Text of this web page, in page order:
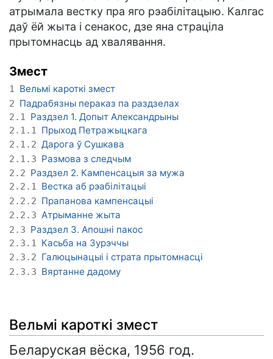
атрымала вестку пра яго рэабілітацыю. Калгас
даў ёй жыта і сенакос, дзе яна страціла
прытомнасць ад хвалявання.
Змест
1 Вельмі кароткі змест
2 Падрабязны пераказ па раздзелах
2.1 Раздзел 1. Допыт Александрыны
2.1.1 Прыход Петражыцкага
2.1.2 Дарога ў Сушкава
2.1.3 Размова з следчым
2.2 Раздзел 2. Кампенсацыя за мужа
2.2.1 Вестка аб рэабілітацыі
2.2.2 Прапанова кампенсацыі
2.2.3 Атрыманне жыта
2.3 Раздзел 3. Апошні пакос
2.3.1 Касьба на Зурэччы
2.3.2 Галюцынацыі і страта прытомнасці
2.3.3 Вяртанне дадому
Вельмі кароткі змест
Беларуская вёска, 1956 год.